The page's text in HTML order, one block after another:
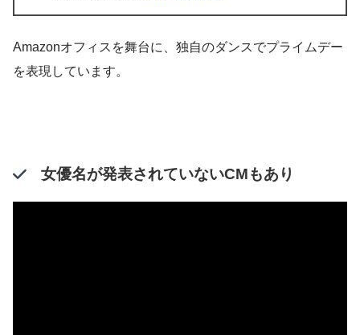
Amazonオフィスを舞台に、独自のダンスでプライムデー
を表現しています。
女優名が発表されていないCMもあり